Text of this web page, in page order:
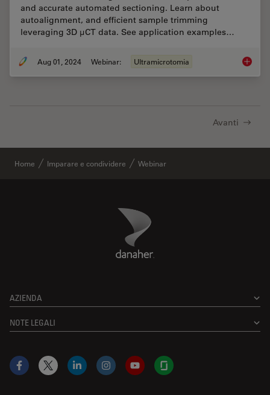
and accurate automated sectioning. Learn about
autoalignment, and efficient sample trimming
leveraging 3D µCT data. See application examples…
Aug 01, 2024 Webinar: Ultramicrotomia
Avanti
Home Imparare e condividere Webinar
Danaher Logo
AZIENDA
NOTE LEGALI
Facebook
X LinkedInInstagramYouTubeGlassdoor